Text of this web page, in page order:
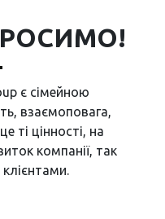
є сімейною
взаємоповага,
ті цінності, на
компанії, так
клієнтами.